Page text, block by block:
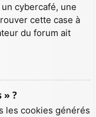
cybercafé, une
cette case à
du forum ait
» ?
les cookies générés